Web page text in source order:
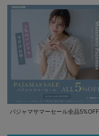
パジャマサマーセール全品5%OFF